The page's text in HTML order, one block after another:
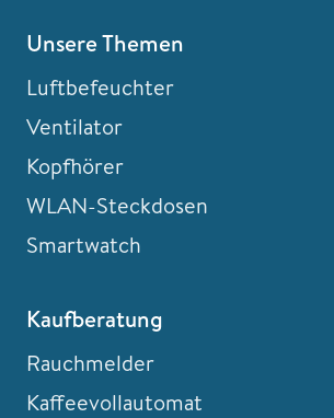
Unsere Themen
Luftbefeuchter
Ventilator
Kopfhörer
WLAN-Steckdosen
Smartwatch
Kaufberatung
Rauchmelder
Kaffeevollautomat